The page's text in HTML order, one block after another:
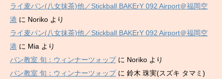
ライ麦パン(八女抹茶)他／Stickball BAKErY 092 Airport＠福岡空
港 に Noriko より
ライ麦パン(八女抹茶)他／Stickball BAKErY 092 Airport＠福岡空
港 に Mia より
パン教室 旬：ウィンナーツォップに Noriko より
パン教室 旬：ウィンナーツォップに 鈴木 珠実(スズキ タマミ)